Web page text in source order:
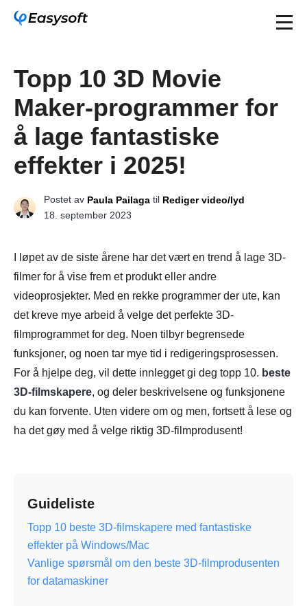
Topp 10 3D Movie
Maker-programmer for
å lage fantastiske
effekter i 2025!
Postet av Paula Pailaga til Rediger video/lyd
18. september 2023
I løpet av de siste årene har det vært en trend å lage 3D-
filmer for å vise frem et produkt eller andre
videoprosjekter. Med en rekke programmer der ute, kan
det kreve mye arbeid å velge det perfekte 3D-
filmprogrammet for deg. Noen tilbyr begrensede
funksjoner, og noen tar mye tid i redigeringsprosessen.
For å hjelpe deg, vil dette innlegget gi deg topp 10. beste
3D-filmskapere, og deler beskrivelsene og funksjonene
du kan forvente. Uten videre om og men, fortsett å lese og
ha det gøy med å velge riktig 3D-filmprodusent!
Guideliste
Topp 10 beste 3D-filmskapere med fantastiske
effekter på Windows/Mac
Vanlige spørsmål om den beste 3D-filmprodusenten
for datamaskiner